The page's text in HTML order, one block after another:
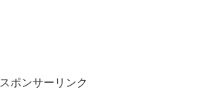
スポンサーリンク